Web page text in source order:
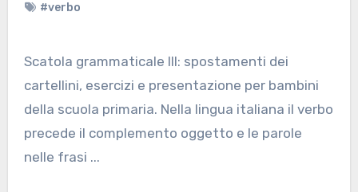
#verbo
Scatola grammaticale III: spostamenti dei
cartellini, esercizi e presentazione per bambini
della scuola primaria. Nella lingua italiana il verbo
precede il complemento oggetto e le parole
nelle frasi ...